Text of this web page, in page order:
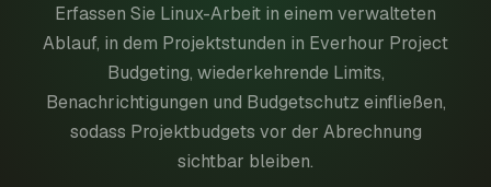
Erfassen Sie Linux-Arbeit in einem verwalteten
Ablauf, in dem Projektstunden in Everhour Project
Budgeting, wiederkehrende Limits,
Benachrichtigungen und Budgetschutz einfließen,
sodass Projektbudgets vor der Abrechnung
sichtbar bleiben.